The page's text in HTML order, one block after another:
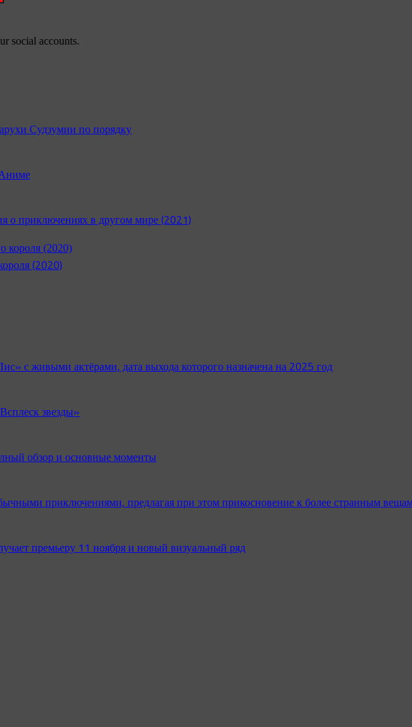
social accounts.
Судзумии по порядку
о приключениях в другом мире (2021)
(2020)
с живыми актёрами, дата выхода которого назначена на 2025 год
звезды»
обзор и основные моменты
приключениями, предлагая при этом прикосновение к более странным
премьеру 11 ноября и новый визуальный ряд